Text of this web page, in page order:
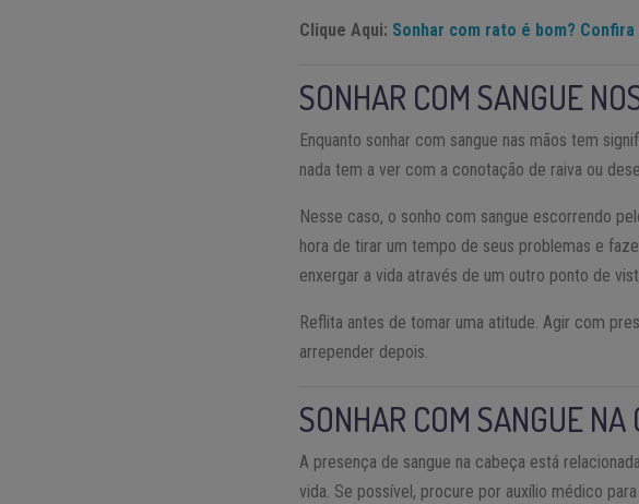
Clique Aqui: Sonhar com rato é bom?
SONHAR COM SANGUE
Enquanto sonhar com sangue nas mãos tem
nada tem a ver com a conotação de raiva ou
Nesse caso, o sonho com sangue escorrendo
hora de tirar um tempo de seus problemas e
enxergar a vida através de um outro ponto de
Reflita antes de tomar uma atitude. Agir com
arrepender depois.
SONHAR COM SANGUE NA
A presença de sangue na cabeça está
vida. Se possível, procure por auxílio médico